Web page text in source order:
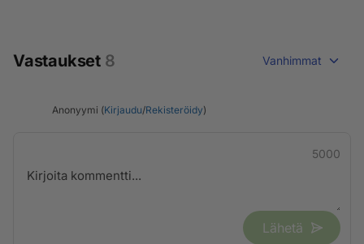
Vastaukset 8 Vanhimmat
Anonyymi (Kirjaudu/Rekisteröidy)
5000
Lähetä